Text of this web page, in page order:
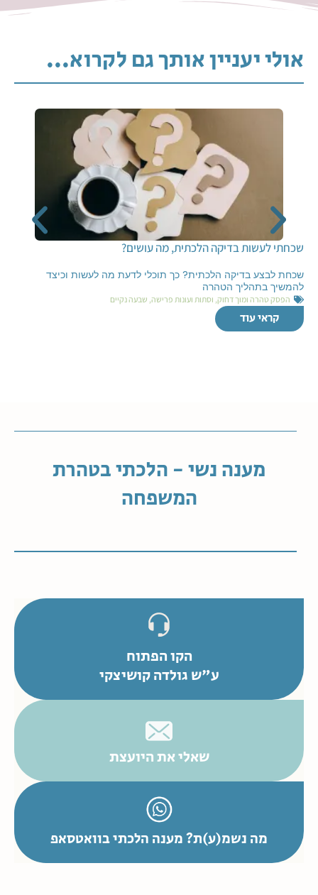
אולי יעניין אותך גם לקרוא...
שכחתי לעשות בדיקה הלכתית, מה עושים?
שכחת לבצע בדיקה הלכתית? כך תוכלי לדעת מה לעשות וכיצד
להמשיך בתהליך הטהרה
הפסק טהרה ומוך דחוק וסתות ועונות פרישה שבעה נקיים
קראי עוד
מענה נשי - הלכתי בטהרת
המשפחה
הקו הפתוח
ע"ש גולדה קושיצקי
שאלי את היועצת
מה נשמ(ע)ת? מענה הלכתי בוואטסאפ